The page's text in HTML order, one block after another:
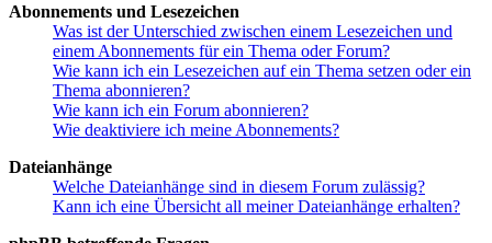
Abonnements und Lesezeichen
Was ist der Unterschied zwischen einem Lesezeichen und
einem Abonnements für ein Thema oder Forum?
Wie kann ich ein Lesezeichen auf ein Thema setzen oder ein
Thema abonnieren?
Wie kann ich ein Forum abonnieren?
Wie deaktiviere ich meine Abonnements?
Dateianhänge
Welche Dateianhänge sind in diesem Forum zulässig?
Kann ich eine Übersicht all meiner Dateianhänge erhalten?